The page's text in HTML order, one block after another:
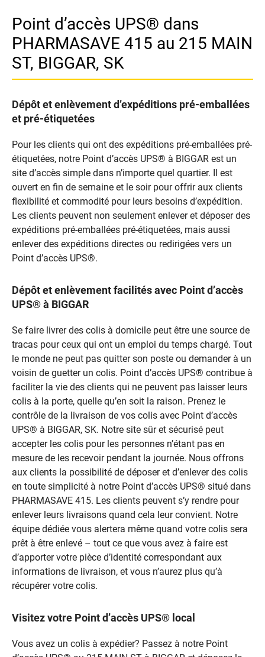
Point d’accès UPS® dans
PHARMASAVE 415 au 215 MAIN
ST, BIGGAR, SK
Dépôt et enlèvement d’expéditions pré-emballées
et pré-étiquetées
Pour les clients qui ont des expéditions pré-emballées pré-
étiquetées, notre Point d’accès UPS® à BIGGAR est un
site d’accès simple dans n’importe quel quartier. Il est
ouvert en fin de semaine et le soir pour offrir aux clients
flexibilité et commodité pour leurs besoins d’expédition.
Les clients peuvent non seulement enlever et déposer des
expéditions pré-emballées pré-étiquetées, mais aussi
enlever des expéditions directes ou redirigées vers un
Point d’accès UPS®.
Dépôt et enlèvement facilités avec Point d’accès
UPS® à BIGGAR
Se faire livrer des colis à domicile peut être une source de
tracas pour ceux qui ont un emploi du temps chargé. Tout
le monde ne peut pas quitter son poste ou demander à un
voisin de guetter un colis. Point d’accès UPS® contribue à
faciliter la vie des clients qui ne peuvent pas laisser leurs
colis à la porte, quelle qu’en soit la raison. Prenez le
contrôle de la livraison de vos colis avec Point d’accès
UPS® à BIGGAR, SK. Notre site sûr et sécurisé peut
accepter les colis pour les personnes n’étant pas en
mesure de les recevoir pendant la journée. Nous offrons
aux clients la possibilité de déposer et d’enlever des colis
en toute simplicité à notre Point d’accès UPS® situé dans
PHARMASAVE 415. Les clients peuvent s’y rendre pour
enlever leurs livraisons quand cela leur convient. Notre
équipe dédiée vous alertera même quand votre colis sera
prêt à être enlevé – tout ce que vous avez à faire est
d’apporter votre pièce d’identité correspondant aux
informations de livraison, et vous n’aurez plus qu’à
récupérer votre colis.
Visitez votre Point d’accès UPS® local
Vous avez un colis à expédier? Passez à notre Point